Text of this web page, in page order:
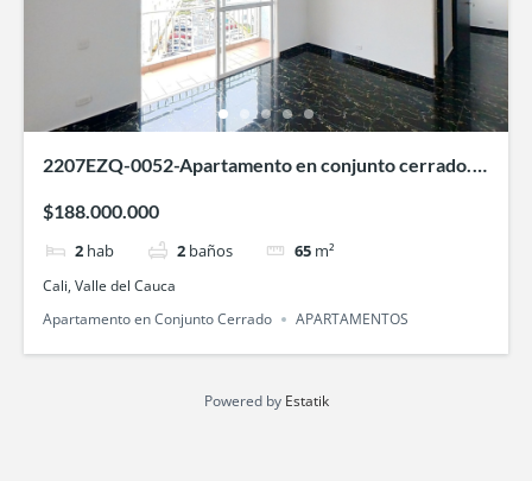
2207EZQ-0052-Apartamento en conjunto cerrado.
$188.000.000
2 hab 2 baños 65 m²
Cali, Valle del Cauca
Apartamento en Conjunto Cerrado
APARTAMENTOS
Powered by Estatik